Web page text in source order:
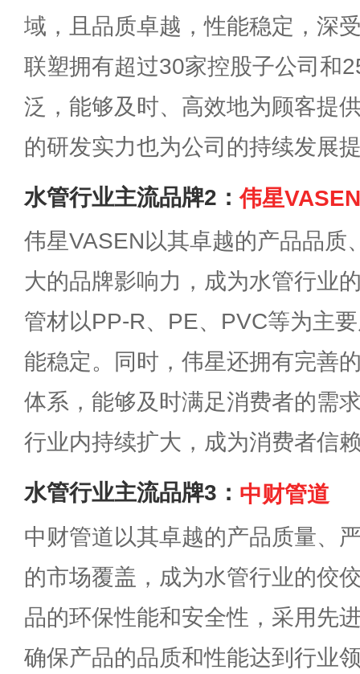
域，且品质卓越，性能稳定，深
联塑拥有超过30家控股子公司和
泛，能够及时、高效地为顾客提
的研发实力也为公司的持续发展
水管行业主流品牌2：伟星VASEN
伟星VASEN以其卓越的产品品质
大的品牌影响力，成为水管行业
管材以PP-R、PE、PVC等为主
能稳定。同时，伟星还拥有完善
体系，能够及时满足消费者的需
行业内持续扩大，成为消费者信
水管行业主流品牌3： 中财管道
中财管道以其卓越的产品质量、
的市场覆盖，成为水管行业的佼
品的环保性能和安全性，采用先
确保产品的品质和性能达到行业